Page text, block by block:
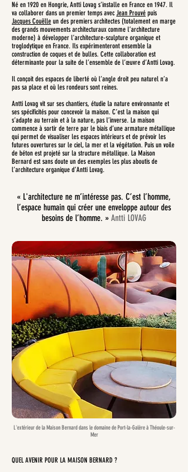
Né en 1920 en Hongrie, Antti Lovag s’installe en France en 1947. Il
va collaborer dans un premier temps avec Jean Prouvé puis
Jacques Couëlle un des premiers architectes (totalement en marge
des grands mouvements architecturaux comme l’architecture
moderne) à développer l’architecture-sculpture organique et
troglodytique en France. Ils expérimenteront ensemble la
construction de coques et de bulles. Cette collaboration est
déterminante pour la suite de l’ensemble de l’œuvre d’Antti Lovag.
Il conçoit des espaces de liberté où l’angle droit peu naturel n’a
pas sa place et où les rondeurs sont reines.
Antti Lovag vit sur ses chantiers, étudie la nature environnante et
ses spécificités pour concevoir la maison. C’est la maison qui
s’adapte au terrain et à la nature, pas l’inverse. La maison
commence à sortir de terre par le biais d’une armature métallique
qui permet de visualiser les espaces intérieurs et de prévoir les
futures ouvertures sur le ciel, la mer et la végétation. Puis un voile
de béton est projeté sur la structure métallique. La Maison
Bernard est sans doute un des exemples les plus aboutis de
l’architecture organique d’Antti Lovag.
« L'architecture ne m’intéresse pas. C’est l’homme,
l’espace humain qui créer une enveloppe autour des
besoins de l’homme. » Antti LOVAG
L'extérieur de la Maison Bernard dans le domaine de Port-la-Galère à Théoule-sur-
Mer
QUEL AVENIR POUR LA MAISON BERNARD ?